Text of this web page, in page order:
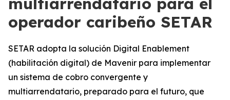
operador caribeño SETAR
SETAR adopta la solución Digital Enablement
(habilitación digital) de Mavenir para implementar
un sistema de cobro convergente y
multiarrendatario, preparado para el futuro, que